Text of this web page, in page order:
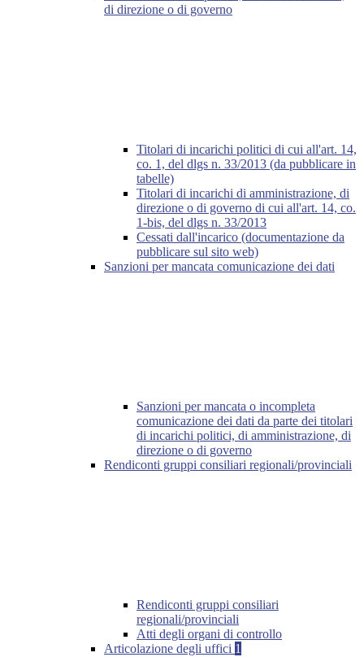
di direzione o di governo
Titolari di incarichi politici di cui all'art. 14,
co. 1, del dlgs n. 33/2013 (da pubblicare in
tabelle)
Titolari di incarichi di amministrazione, di
direzione o di governo di cui all'art. 14, co.
1-bis, del dlgs n. 33/2013
Cessati dall'incarico (documentazione da
pubblicare sul sito web)
Sanzioni per mancata comunicazione dei dati
Sanzioni per mancata o incompleta
comunicazione dei dati da parte dei titolari
di incarichi politici, di amministrazione, di
direzione o di governo
Rendiconti gruppi consiliari regionali/provinciali
Rendiconti gruppi consiliari
regionali/provinciali
Atti degli organi di controllo
Articolazione degli uffici 1